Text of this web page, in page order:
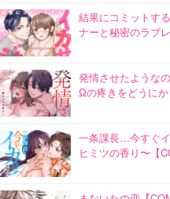
結果にコミットす
ナーと秘密のラブ
発情させたような
Ωの疼きをどうに
一条課長…今すぐ
ヒミツの香り〜【